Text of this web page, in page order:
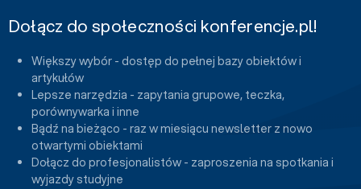
Dołącz do społeczności konferencje.pl!
Większy wybór - dostęp do pełnej bazy obiektów i
artykułów
Lepsze narzędzia - zapytania grupowe, teczka,
porównywarka i inne
Bądź na bieżąco - raz w miesiącu newsletter z nowo
otwartymi obiektami
Dołącz do profesjonalistów - zaproszenia na spotkania i
wyjazdy studyjne